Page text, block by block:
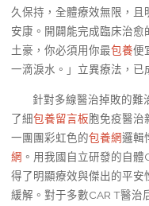
久保持，全體療效無限，且
安康。開闢能完成臨床治
土豪，你必須用你最包養便
一滴淚水。」立異療法，已
針對多線醫治掉敗的難
了細包養留言板胞免疫醫治
一團團彩虹色的包養網邏輯
網 。用我國自立研發的自體
得了明顯療效與傑出的平安
緩解。對于多數CAR T醫治